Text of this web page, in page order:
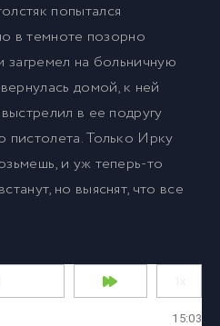
попытался
в темноте позорно
загремел на больничную
домой, к ней
в ее подругу
пистолета. Только Ирку
и уж теперь-то
но выяснят, что все
15:03